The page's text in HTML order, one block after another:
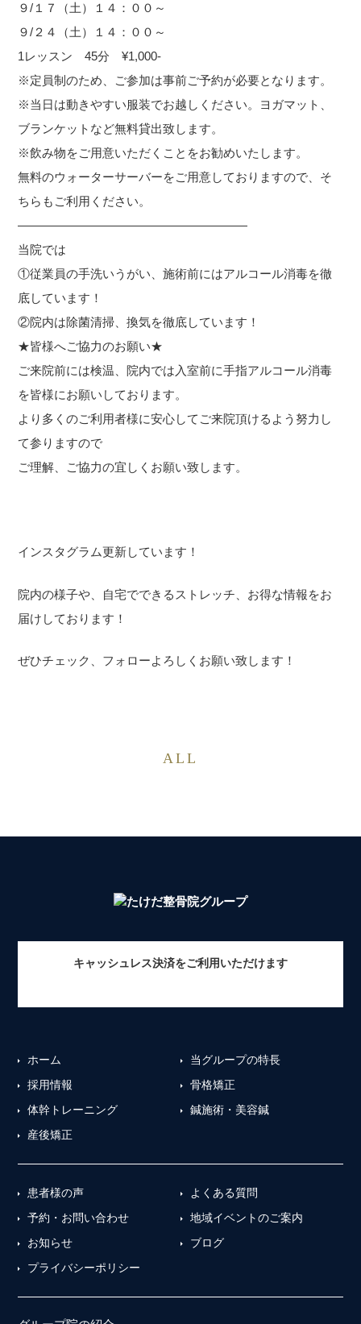
９/１７（土）１４：００～
９/２４（土）１４：００～
1レッスン 45分 ¥1,000-
※定員制のため、ご参加は事前ご予約が必要となります。
※当日は動きやすい服装でお越しください。ヨガマット、
ブランケットなど無料貸出致します。
※飲み物をご用意いただくことをお勧めいたします。
無料のウォーターサーバーをご用意しておりますので、そ
ちらもご利用ください。
———————————————————
当院では
①従業員の手洗いうがい、施術前にはアルコール消毒を徹
底しています！
②院内は除菌清掃、換気を徹底しています！
★皆様へご協力のお願い★
ご来院前には検温、院内では入室前に手指アルコール消毒
を皆様にお願いしております。
より多くのご利用者様に安心してご来院頂けるよう努力し
て参りますので
ご理解、ご協力の宜しくお願い致します。
インスタグラム更新しています！
院内の様子や、自宅でできるストレッチ、お得な情報をお
届けしております！
ぜひチェック、フォローよろしくお願い致します！
ALL
キャッシュレス決済をご利用いただけます
ホーム
当グループの特長
採用情報
骨格矯正
体幹トレーニング
鍼施術・美容鍼
産後矯正
患者様の声
よくある質問
予約・お問い合わせ
地域イベントのご案内
お知らせ
ブログ
プライバシーポリシー